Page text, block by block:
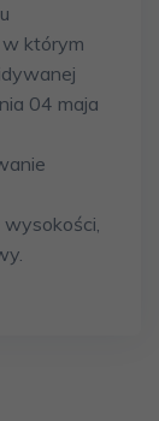
którym
04 maja